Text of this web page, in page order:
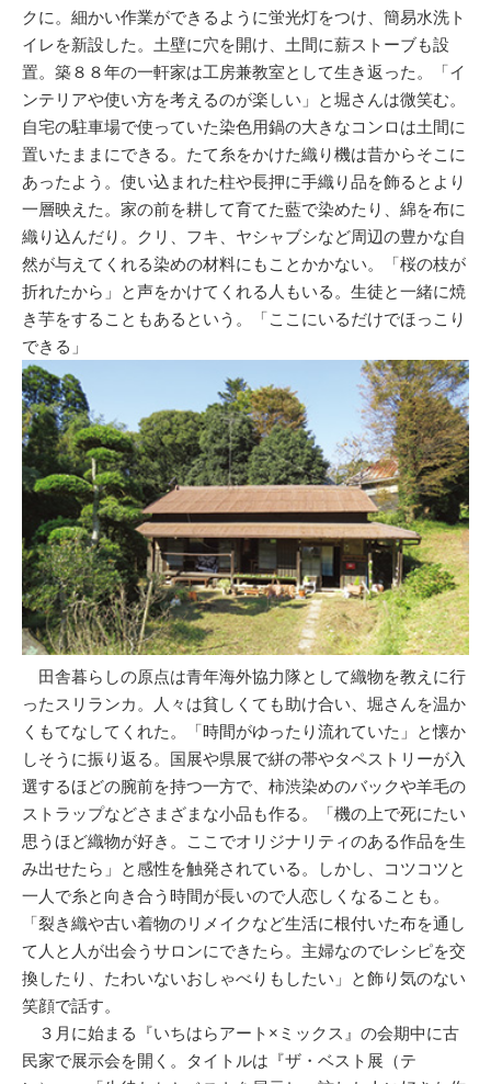
クに。細かい作業ができるように蛍光灯をつけ、簡易水洗ト
イレを新設した。土壁に穴を開け、土間に薪ストーブも設
置。築８８年の一軒家は工房兼教室として生き返った。「イ
ンテリアや使い方を考えるのが楽しい」と堀さんは微笑む。
自宅の駐車場で使っていた染色用鍋の大きなコンロは土間に
置いたままにできる。たて糸をかけた織り機は昔からそこに
あったよう。使い込まれた柱や長押に手織り品を飾るとより
一層映えた。家の前を耕して育てた藍で染めたり、綿を布に
織り込んだり。クリ、フキ、ヤシャブシなど周辺の豊かな自
然が与えてくれる染めの材料にもことかかない。「桜の枝が
折れたから」と声をかけてくれる人もいる。生徒と一緒に焼
き芋をすることもあるという。「ここにいるだけでほっこり
できる」
田舎暮らしの原点は青年海外協力隊として織物を教えに行
ったスリランカ。人々は貧しくても助け合い、堀さんを温か
くもてなしてくれた。「時間がゆったり流れていた」と懐か
しそうに振り返る。国展や県展で絣の帯やタペストリーが入
選するほどの腕前を持つ一方で、柿渋染めのバックや羊毛の
ストラップなどさまざまな小品も作る。「機の上で死にたい
思うほど織物が好き。ここでオリジナリティのある作品を生
み出せたら」と感性を触発されている。しかし、コツコツと
一人で糸と向き合う時間が長いので人恋しくなることも。
「裂き織や古い着物のリメイクなど生活に根付いた布を通し
て人と人が出会うサロンにできたら。主婦なのでレシピを交
換したり、たわいないおしゃべりもしたい」と飾り気のない
笑顔で話す。
３月に始まる『いちはらアート×ミックス』の会期中に古
民家で展示会を開く。タイトルは『ザ・ベスト展（テ